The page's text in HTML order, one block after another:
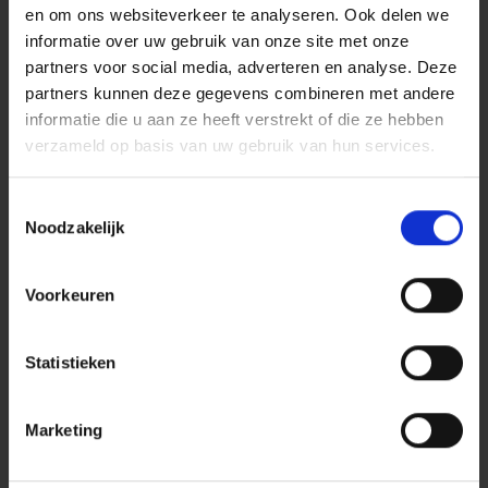
en om ons websiteverkeer te analyseren. Ook delen we
informatie over uw gebruik van onze site met onze
partners voor social media, adverteren en analyse. Deze
partners kunnen deze gegevens combineren met andere
informatie die u aan ze heeft verstrekt of die ze hebben
verzameld op basis van uw gebruik van hun services.
Noodzakelijk
Voorkeuren
Statistieken
Marketing
vergoedingen en kosten waartoe u veroordeeld
zou worden;
schadegevallen i.v.m.:
andere onroerende goederen dan deze
die in bijzondere voorwaarden zijn
opgenomen,
het huurrecht, het mede-eigendomsrecht,
de vervolgingen krachtens
vennootschapsrecht, het belastingrecht,
het huwelijksvermogensrecht,
sociaal recht en het arbeidsrecht,
Er bestaan beperkingen: